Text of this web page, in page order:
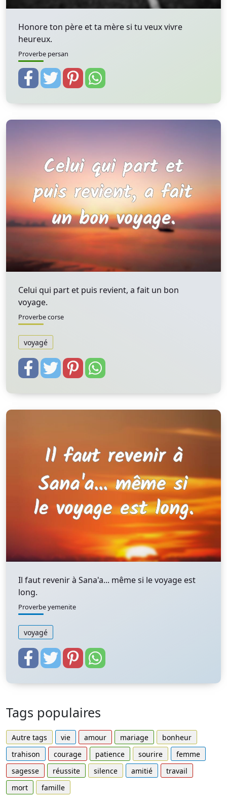
Honore ton père et ta mère si tu veux vivre
heureux.
Proverbe persan
Celui qui part et puis revient, a fait un bon
voyage.
Proverbe corse
voyagé
Il faut revenir à Sana'a... même si le voyage est
long.
Proverbe yemenite
voyagé
Tags populaires
Autre tags vie amour mariage
bonheur
trahison
courage patience sourire
femme
sagesse
réussite silence amitié
travail
mort
famille